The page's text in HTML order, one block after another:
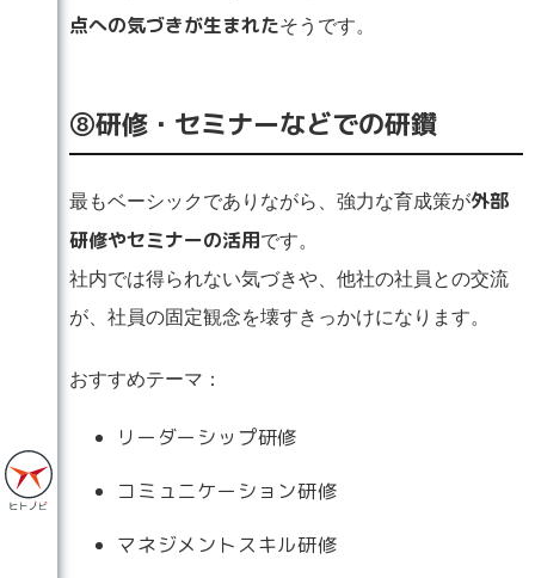
点への気づきが生まれたそうです。
➇研修・セミナーなどでの研鑽
最もベーシックでありながら、強力な育成策が外部
研修やセミナーの活用です。
社内では得られない気づきや、他社の社員との交流
が、社員の固定観念を壊すきっかけになります。
おすすめテーマ：
リーダーシップ研修
コミュニケーション研修
マネジメントスキル研修